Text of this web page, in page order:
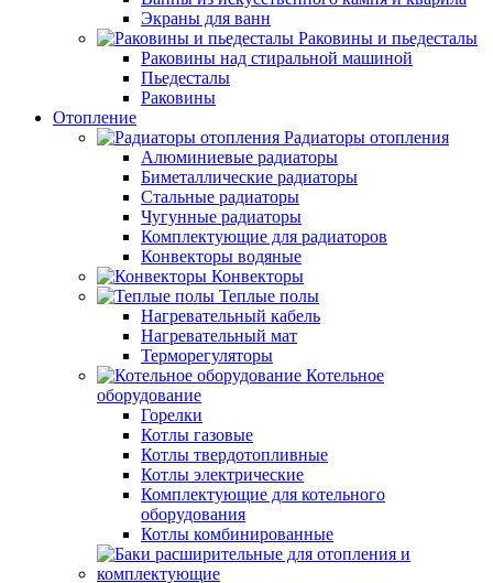
Экраны для ванн
Раковины и пьедесталы
Раковины над стиральной машиной
Пьедесталы
Раковины
Отопление
Радиаторы отопления
Алюминиевые радиаторы
Биметаллические радиаторы
Стальные радиаторы
Чугунные радиаторы
Комплектующие для радиаторов
Конвекторы водяные
Конвекторы
Теплые полы
Нагревательный кабель
Нагревательный мат
Терморегуляторы
Котельное
оборудование
Горелки
Котлы газовые
Котлы твердотопливные
Котлы электрические
Комплектующие для котельного
оборудования
Котлы комбинированные